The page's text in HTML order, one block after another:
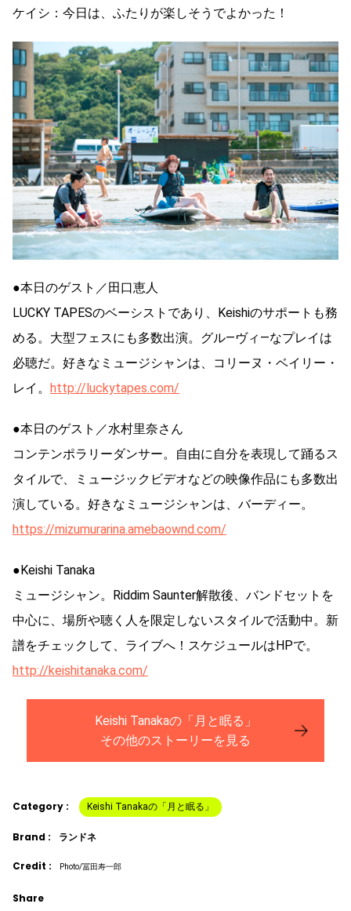
ケイシ：今日は、ふたりが楽しそうでよかった！
●本日のゲスト／田口恵人
LUCKY TAPESのベーシストであり、Keishiのサポートも務
める。大型フェスにも多数出演。グル―ヴィ―なプレイは
必聴だ。好きなミュージシャンは、コリーヌ・ベイリー・
レイ。 http://luckytapes.com/
●本日のゲスト／水村里奈さん
コンテンポラリーダンサー。自由に自分を表現して踊るス
タイルで、ミュージックビデオなどの映像作品にも多数出
演している。好きなミュージシャンは、バーディー。
https://mizumurarina.amebaownd.com/
●Keishi Tanaka
ミュージシャン。Riddim Saunter解散後、バンドセットを
中心に、場所や聴く人を限定しないスタイルで活動中。新
譜をチェックして、ライブへ！スケジュールはHPで。
http://keishitanaka.com/
Keishi Tanakaの「月と眠る」
その他のストーリーを見る
Category : Keishi Tanakaの「月と眠る」
Brand : ランドネ
Credit : Photo/冨田寿一郎
Share